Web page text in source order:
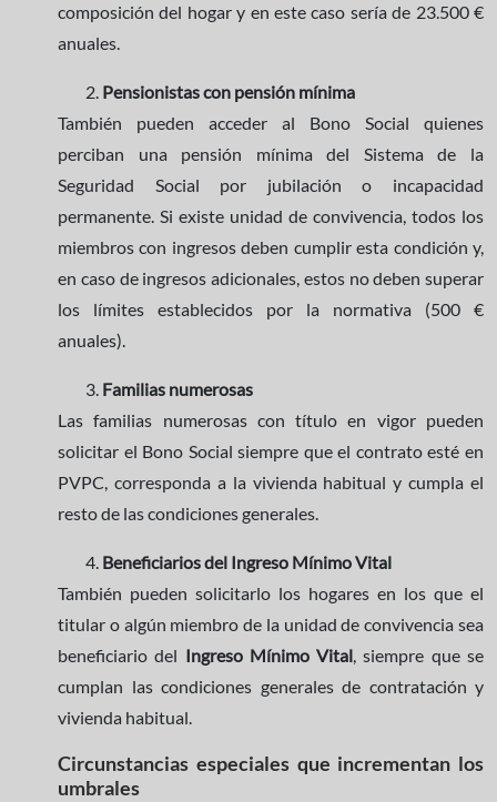
composición del hogar y en este caso sería de 23.500 €
anuales.
Pensionistas con pensión mínima
También pueden acceder al Bono Social quienes
perciban una pensión mínima del Sistema de la
Seguridad Social por jubilación o incapacidad
permanente. Si existe unidad de convivencia, todos los
miembros con ingresos deben cumplir esta condición y,
en caso de ingresos adicionales, estos no deben superar
los límites establecidos por la normativa (500 €
anuales).
Familias numerosas
Las familias numerosas con título en vigor pueden
solicitar el Bono Social siempre que el contrato esté en
PVPC, corresponda a la vivienda habitual y cumpla el
resto de las condiciones generales.
Beneficiarios del Ingreso Mínimo Vital
También pueden solicitarlo los hogares en los que el
titular o algún miembro de la unidad de convivencia sea
beneficiario del Ingreso Mínimo Vital, siempre que se
cumplan las condiciones generales de contratación y
vivienda habitual.
Circunstancias especiales que incrementan los
umbrales